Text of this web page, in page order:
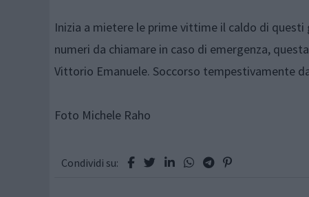
Inizia a mietere le prime vittime il caldo di
numeri da chiamare in caso di emergenza,
Vittorio Emanuele. Soccorso tempestivamente
Foto Michele Raho
Condividi su: